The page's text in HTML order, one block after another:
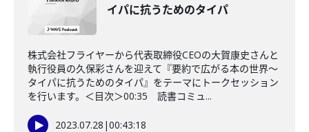
イパに抗うためのタイパ
株式会社フライヤーから代表取締役CEOの大賀康史さんと
執行役員の久保彩さんを迎えて『要約で広がる本の世界〜
タイパに抗うためのタイパ』をテーマにトークセッション
を行います。＜目次＞00:35 読書コミュ...
2023.07.28 |00:43:18